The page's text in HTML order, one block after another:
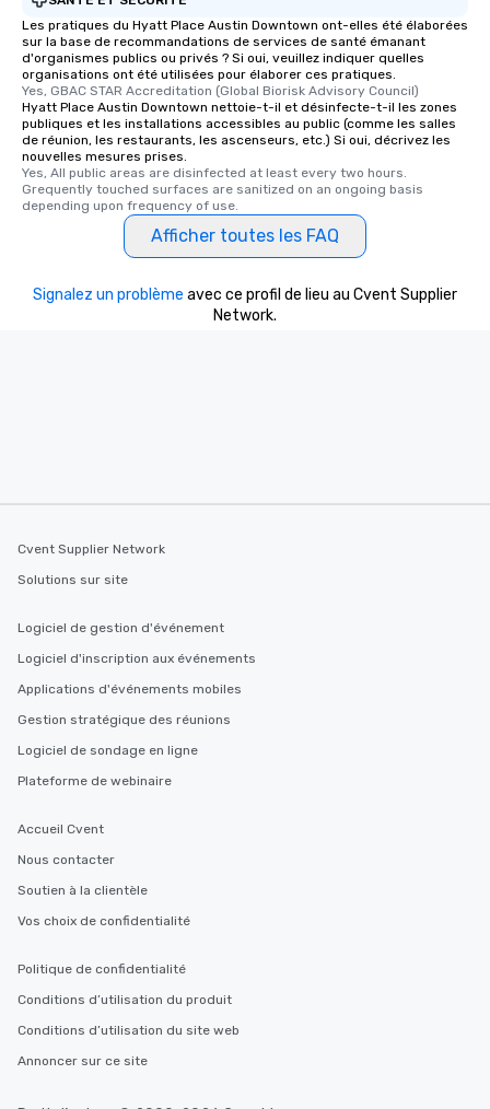
Les pratiques du Hyatt Place Austin Downtown ont-elles été élaborées
sur la base de recommandations de services de santé émanant
d'organismes publics ou privés ? Si oui, veuillez indiquer quelles
organisations ont été utilisées pour élaborer ces pratiques.
Yes, GBAC STAR Accreditation (Global Biorisk Advisory Council)
Hyatt Place Austin Downtown nettoie-t-il et désinfecte-t-il les zones
publiques et les installations accessibles au public (comme les salles
de réunion, les restaurants, les ascenseurs, etc.) Si oui, décrivez les
nouvelles mesures prises.
Yes, All public areas are disinfected at least every two hours.
Grequently touched surfaces are sanitized on an ongoing basis
depending upon frequency of use.
Afficher toutes les FAQ
Signalez un problème avec ce profil de lieu au Cvent Supplier
Network.
Cvent Supplier Network
Solutions sur site
Logiciel de gestion d'événement
Logiciel d'inscription aux événements
Applications d'événements mobiles
Gestion stratégique des réunions
Logiciel de sondage en ligne
Plateforme de webinaire
Accueil Cvent
Nous contacter
Soutien à la clientèle
Vos choix de confidentialité
Politique de confidentialité
Conditions d’utilisation du produit
Conditions d’utilisation du site web
Annoncer sur ce site